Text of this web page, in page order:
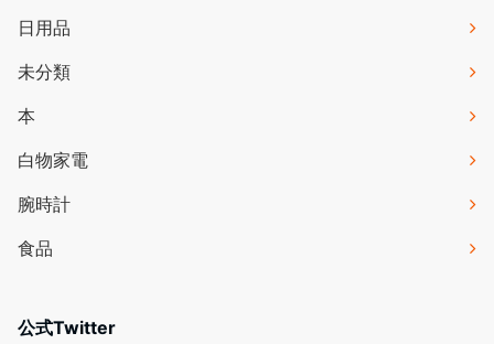
日用品
未分類
本
白物家電
腕時計
食品
公式Twitter